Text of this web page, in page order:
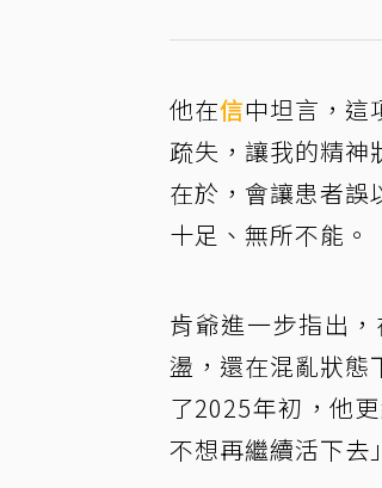
他在信中坦言，這
疏失，讓我的精神
在於，會讓患者誤
十足、無所不能。
肯爺進一步指出
盪，還在混亂狀態
了2025年初，他
不想再繼續活下去